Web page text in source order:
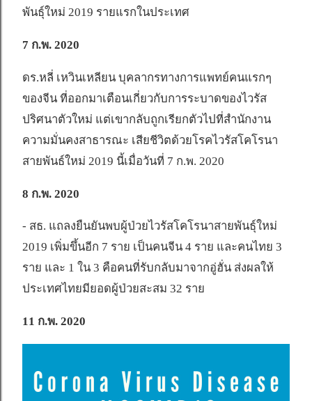
พันธุ์ใหม่ 2019 รายแรกในประเทศ
7 ก.พ. 2020
ดร.หลี่ เหวินเหลียน บุคลากรทางการแพทย์คนแรกๆ
ของจีน ที่ออกมาเตือนเกี่ยวกับการระบาดของไวรัส
ปริศนาตัวใหม่ แต่เขากลับถูกเรียกตัวไปที่สำนักงาน
ความมั่นคงสาธารณะ เสียชีวิตด้วยโรคไวรัสโคโรนา
สายพันธ์ใหม่ 2019 นี้เมื่อวันที่ 7 ก.พ. 2020
8 ก.พ. 2020
- สธ. แถลงยืนยันพบผู้ป่วยไวรัสโคโรนาสายพันธุ์ใหม่
2019 เพิ่มขึ้นอีก 7 ราย เป็นคนจีน 4 ราย และคนไทย 3
ราย และ 1 ใน 3 คือคนที่รับกลับมาจากอู่ฮั่น ส่งผลให้
ประเทศไทยมียอดผู้ป่วยสะสม 32 ราย
11 ก.พ. 2020